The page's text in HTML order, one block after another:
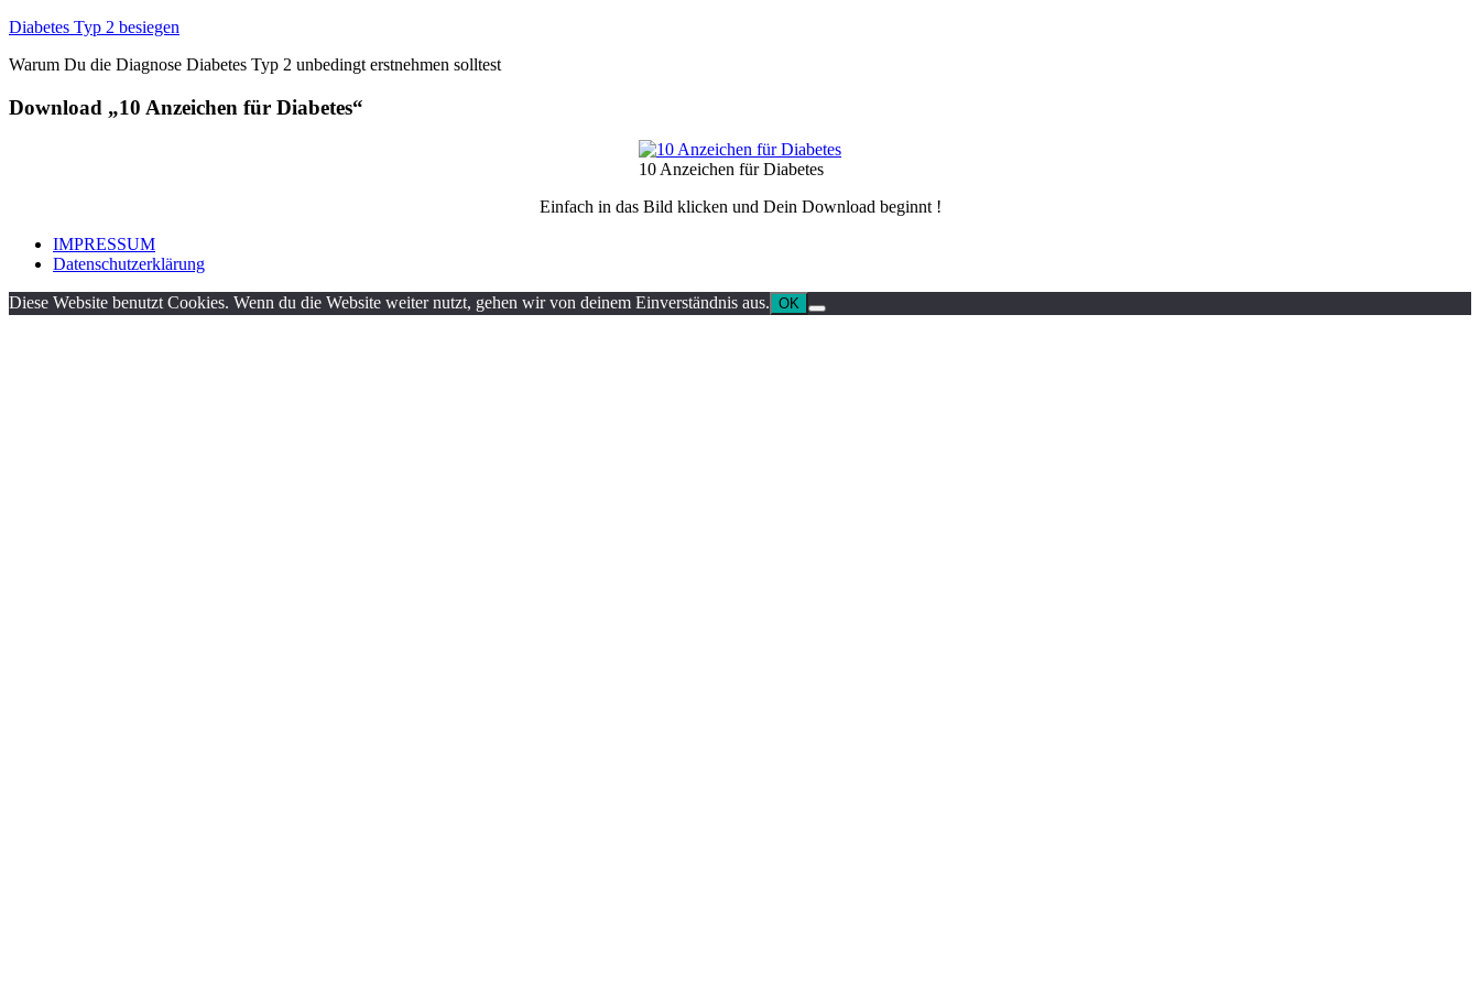
Zum
springen
Diabetes Typ 2 besiegen
Warum Du die Diagnose Diabetes Typ 2 unbedingt erstnehmen solltest
Download „10 Anzeichen für Diabetes“
10 Anzeichen für Diabetes
Einfach in das Bild klicken und Dein Download beginnt !
IMPRESSUM
Datenschutzerklärung
Diese Website benutzt Cookies. Wenn du die Website weiter nutzt, gehen wir von deinem Einverständnis aus. OK